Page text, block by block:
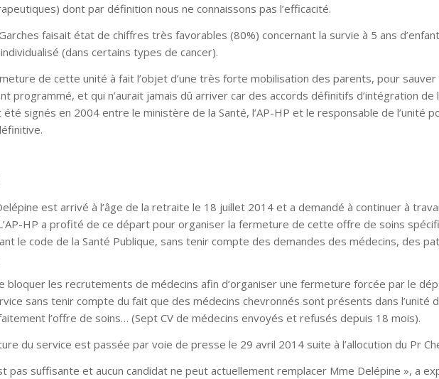
dont par définition nous ne connaissons pas l’efficacité.
faisait état de chiffres très favorables (80%) concernant la survie à 5 ans
(dans certains types de cancer).
de cette unité à fait l’objet d’une très forte mobilisation des parents, pour sauver
programmé, et qui n’aurait jamais dû arriver car des accords définitifs d’intégration de
été signés en 2004 entre le ministère de la Santé, l’AP-HP et le responsable de l’unité
est arrivé à l’âge de la retraite le 18 juillet 2014 et a demandé à continuer à
HP a profité de ce départ pour organiser la fermeture de cette offre de soins
le code de la Santé Publique, sans tenir compte des demandes des médecins, des
bloquer les recrutements de médecins afin d’organiser une fermeture forcée par le
sans tenir compte du fait que des médecins chevronnés sont présents dans l’unité
l’offre de soins… (Sept CV de médecins envoyés et refusés depuis 18 mois).
du service est passée par voie de presse le 29 avril 2014 suite à l’allocution du Pr
pas suffisante et aucun candidat ne peut actuellement remplacer Mme Delépine », a